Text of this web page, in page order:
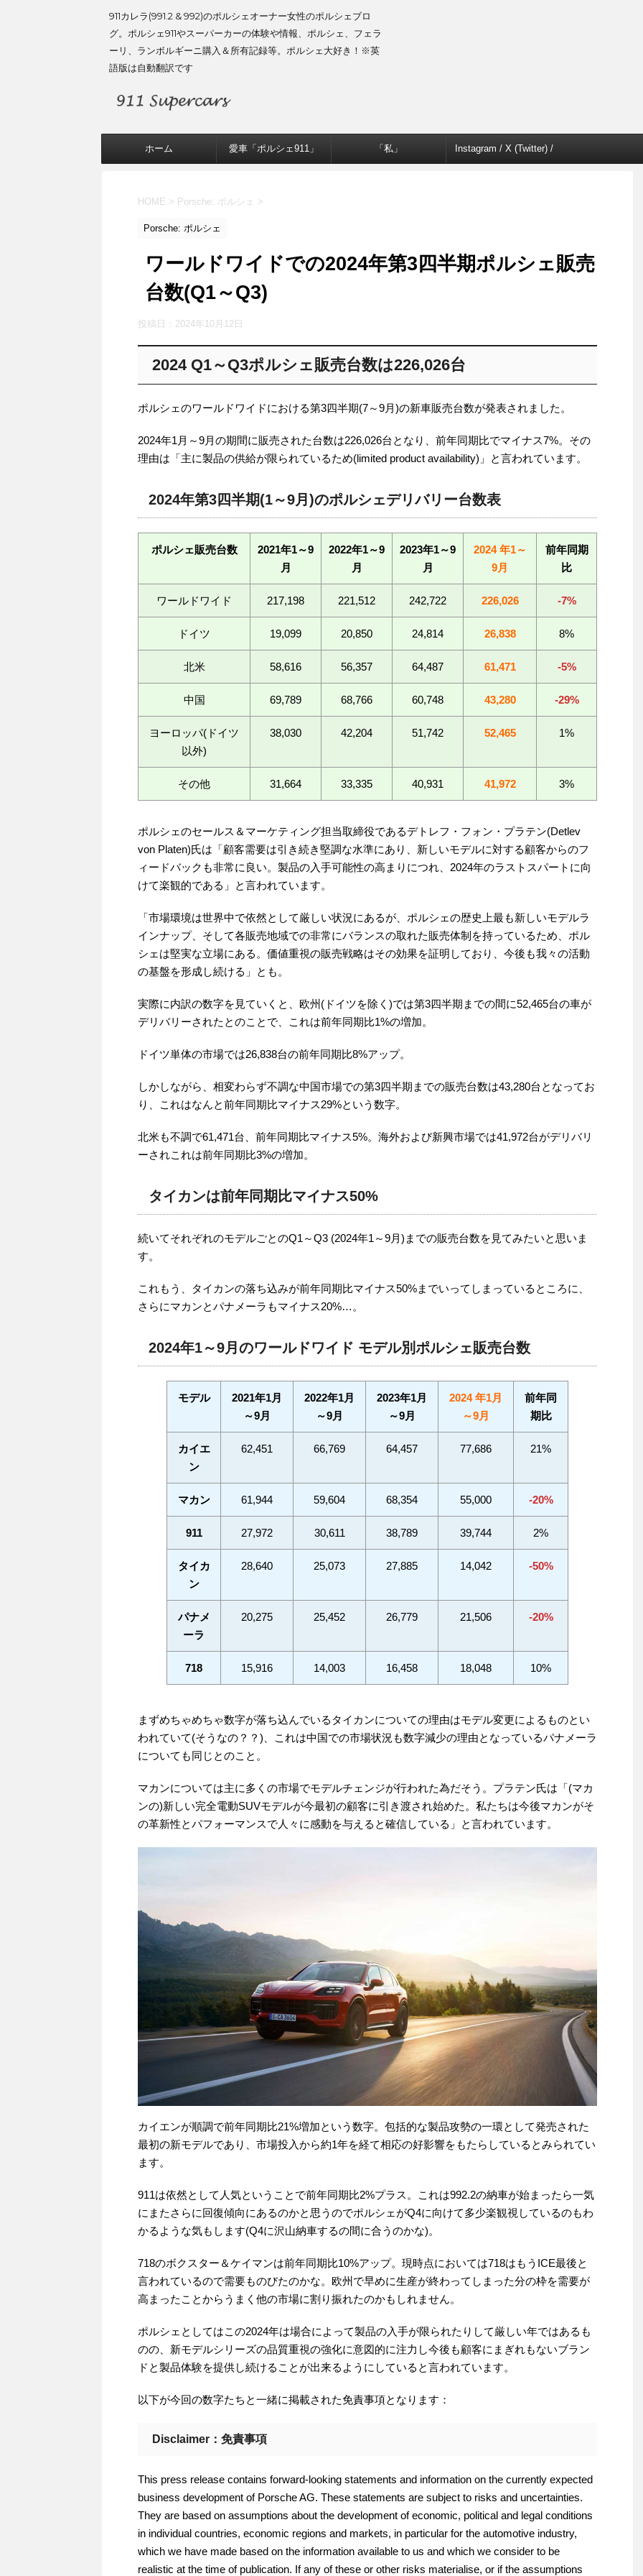
911カレラ(991.2 & 992)のポルシェオーナー女性のポルシェブロ
グ。ポルシェ911やスーパーカーの体験や情報、ポルシェ、フェラ
ーリ、ランボルギーニ購入＆所有記録等。ポルシェ大好き！※英
語版は自動翻訳です
ホーム 愛車「ポルシェ911」 「私」 Instagram / X (Twitter) /
HOME > Porsche: ポルシェ >
Porsche: ポルシェ
ワールドワイドでの2024年第3四半期ポルシェ販売
台数(Q1～Q3)
投稿日： 2024年10月12日
2024 Q1～Q3ポルシェ販売台数は226,026台
ポルシェのワールドワイドにおける第3四半期(7～9月)の新車販売台数が発表されました。
2024年1月～9月の期間に販売された台数は226,026台となり、前年同期比でマイナス7%。その
理由は「主に製品の供給が限られているため(limited product availability)」と言われています。
2024年第3四半期(1～9月)のポルシェデリバリー台数表
ポルシェ販売台数
2021年1～9
月
2022年1～9
月
2023年1～9
月
2024 年1～
9月
前年同期
比
ワールドワイド 217,198 221,512 242,722 226,026 -7%
ドイツ 19,099 20,850 24,814 26,838 8%
北米 58,616 56,357 64,487 61,471 -5%
中国 69,789 68,766 60,748 43,280 -29%
ヨーロッパ(ドイツ
以外)
38,030 42,204 51,742 52,465 1%
その他 31,664 33,335 40,931 41,972 3%
ポルシェのセールス＆マーケティング担当取締役であるデトレフ・フォン・プラテン(Detlev
von Platen)氏は「顧客需要は引き続き堅調な水準にあり、新しいモデルに対する顧客からのフ
ィードバックも非常に良い。製品の入手可能性の高まりにつれ、2024年のラストスパートに向
けて楽観的である」と言われています。
「市場環境は世界中で依然として厳しい状況にあるが、ポルシェの歴史上最も新しいモデルラ
インナップ、そして各販売地域での非常にバランスの取れた販売体制を持っているため、ポル
シェは堅実な立場にある。価値重視の販売戦略はその効果を証明しており、今後も我々の活動
の基盤を形成し続ける」とも。
実際に内訳の数字を見ていくと、欧州(ドイツを除く)では第3四半期までの間に52,465台の車が
デリバリーされたとのことで、これは前年同期比1%の増加。
ドイツ単体の市場では26,838台の前年同期比8%アップ。
しかしながら、相変わらず不調な中国市場での第3四半期までの販売台数は43,280台となってお
り、これはなんと前年同期比マイナス29%という数字。
北米も不調で61,471台、前年同期比マイナス5%。海外および新興市場では41,972台がデリバリ
ーされこれは前年同期比3%の増加。
タイカンは前年同期比マイナス50%
続いてそれぞれのモデルごとのQ1～Q3 (2024年1～9月)までの販売台数を見てみたいと思いま
す。
これもう、タイカンの落ち込みが前年同期比マイナス50%までいってしまっているところに、
さらにマカンとパナメーラもマイナス20%…。
2024年1～9月のワールドワイド モデル別ポルシェ販売台数
モデル
2021年1月
～9月
2022年1月
～9月
2023年1月
～9月
2024 年1月
～9月
前年同
期比
カイエ
ン
62,451 66,769 64,457 77,686 21%
マカン 61,944 59,604 68,354 55,000 -20%
911 27,972 30,611 38,789 39,744 2%
タイカ
ン
28,640 25,073 27,885 14,042 -50%
パナメ
ーラ
20,275 25,452 26,779 21,506 -20%
718 15,916 14,003 16,458 18,048 10%
まずめちゃめちゃ数字が落ち込んでいるタイカンについての理由はモデル変更によるものとい
われていて(そうなの？？)、これは中国での市場状況も数字減少の理由となっているパナメーラ
についても同じとのこと。
マカンについては主に多くの市場でモデルチェンジが行われた為だそう。プラテン氏は「(マカ
ンの)新しい完全電動SUVモデルが今最初の顧客に引き渡され始めた。私たちは今後マカンがそ
の革新性とパフォーマンスで人々に感動を与えると確信している」と言われています。
カイエンが順調で前年同期比21%増加という数字。包括的な製品攻勢の一環として発売された
最初の新モデルであり、市場投入から約1年を経て相応の好影響をもたらしているとみられてい
ます。
911は依然として人気ということで前年同期比2%プラス。これは992.2の納車が始まったら一気
にまたさらに回復傾向にあるのかと思うのでポルシェがQ4に向けて多少楽観視しているのもわ
かるような気もします(Q4に沢山納車するの間に合うのかな)。
718のボクスター＆ケイマンは前年同期比10%アップ。現時点においては718はもうICE最後と
言われているので需要ものびたのかな。欧州で早めに生産が終わってしまった分の枠を需要が
高まったことからうまく他の市場に割り振れたのかもしれません。
ポルシェとしてはこの2024年は場合によって製品の入手が限られたりして厳しい年ではあるも
のの、新モデルシリーズの品質重視の強化に意図的に注力し今後も顧客にまぎれもないブラン
ドと製品体験を提供し続けることが出来るようにしていると言われています。
以下が今回の数字たちと一緒に掲載された免責事項となります：
Disclaimer：免責事項
This press release contains forward-looking statements and information on the currently expected
business development of Porsche AG. These statements are subject to risks and uncertainties.
They are based on assumptions about the development of economic, political and legal conditions
in individual countries, economic regions and markets, in particular for the automotive industry,
which we have made based on the information available to us and which we consider to be
realistic at the time of publication. If any of these or other risks materialise, or if the assumptions